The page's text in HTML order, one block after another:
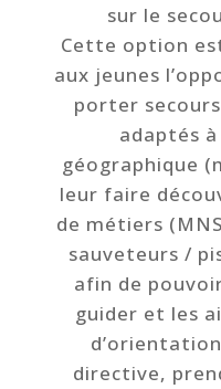
sur le
Cette option
aux jeunes
porter
adaptés
géographique
leur faire
de métiers
sauveteurs /
afin de
guider et les
directive,